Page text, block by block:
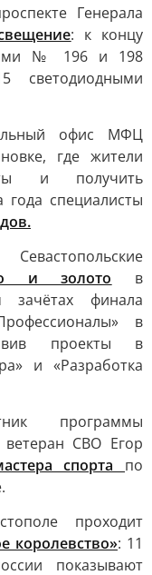
Генерала
: к концу
№ 196 и 198
светодиодными
офис МФЦ
где жители
и получить
года специалисты
Севастопольские
и золото в
зачётах финала
в
проекты в
и «Разработка
программы
СВО Егор
спорта по
проходит
королевство»: 11
показывают